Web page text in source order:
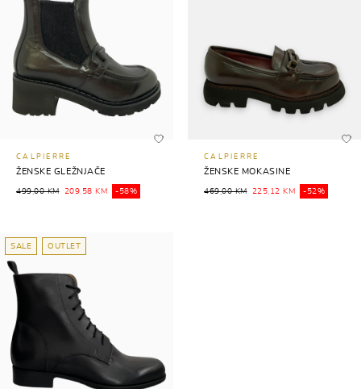
CALPIERRE
ŽENSKE GLEŽNJAČE
499,00 KM 209,58 KM -58%
CALPIERRE
ŽENSKE MOKASINE
469,00 KM 225,12 KM -52%
SALE OUTLET